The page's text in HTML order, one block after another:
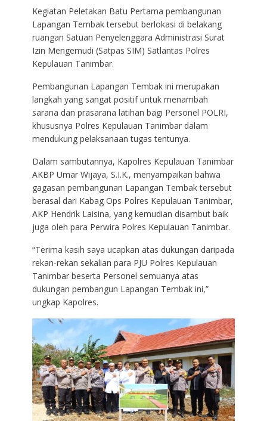
Kegiatan Peletakan Batu Pertama pembangunan
Lapangan Tembak tersebut berlokasi di belakang
ruangan Satuan Penyelenggara Administrasi Surat
Izin Mengemudi (Satpas SIM) Satlantas Polres
Kepulauan Tanimbar.
Pembangunan Lapangan Tembak ini merupakan
langkah yang sangat positif untuk menambah
sarana dan prasarana latihan bagi Personel POLRI,
khususnya Polres Kepulauan Tanimbar dalam
mendukung pelaksanaan tugas tentunya.
Dalam sambutannya, Kapolres Kepulauan Tanimbar
AKBP Umar Wijaya, S.I.K., menyampaikan bahwa
gagasan pembangunan Lapangan Tembak tersebut
berasal dari Kabag Ops Polres Kepulauan Tanimbar,
AKP Hendrik Laisina, yang kemudian disambut baik
juga oleh para Perwira Polres Kepulauan Tanimbar.
“Terima kasih saya ucapkan atas dukungan daripada
rekan-rekan sekalian para PJU Polres Kepulauan
Tanimbar beserta Personel semuanya atas
dukungan pembangun Lapangan Tembak ini,”
ungkap Kapolres.